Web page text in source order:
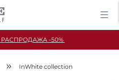
-50%
InWhite collection